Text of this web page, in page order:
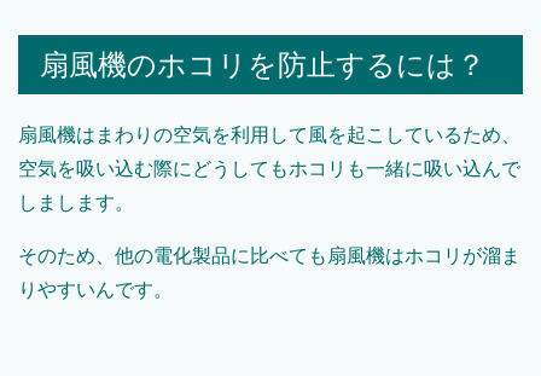
扇風機のホコリを防止するには？
扇風機はまわりの空気を利用して風を起こしているため、
空気を吸い込む際にどうしてもホコリも一緒に吸い込んで
しまします。
そのため、他の電化製品に比べても扇風機はホコリが溜ま
りやすいんです。